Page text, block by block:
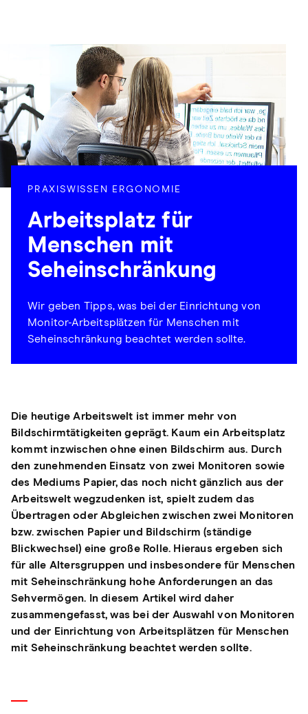
PRAXISWISSEN ERGONOMIE
Arbeitsplatz für
Menschen mit
Seheinschränkung
Wir geben Tipps, was bei der Einrichtung von
Monitor-Arbeitsplätzen für Menschen mit
Seheinschränkung beachtet werden sollte.
Die heutige Arbeitswelt ist immer mehr von
Bildschirmtätigkeiten geprägt. Kaum ein Arbeitsplatz
kommt inzwischen ohne einen Bildschirm aus. Durch
den zunehmenden Einsatz von zwei Monitoren sowie
des Mediums Papier, das noch nicht gänzlich aus der
Arbeitswelt wegzudenken ist, spielt zudem das
Übertragen oder Abgleichen zwischen zwei Monitoren
bzw. zwischen Papier und Bildschirm (ständige
Blickwechsel) eine große Rolle. Hieraus ergeben sich
für alle Altersgruppen und insbesondere für Menschen
mit Seheinschränkung hohe Anforderungen an das
Sehvermögen. In diesem Artikel wird daher
zusammengefasst, was bei der Auswahl von Monitoren
und der Einrichtung von Arbeitsplätzen für Menschen
mit Seheinschränkung beachtet werden sollte.